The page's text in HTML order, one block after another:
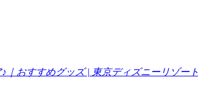
おすすめグッズ | 東京ディズニーリゾート